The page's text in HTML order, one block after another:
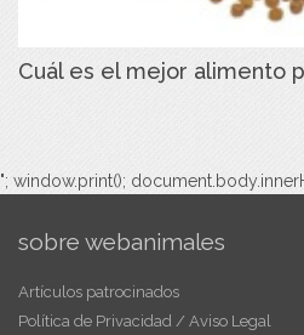
Cuál es el mejor alimento
"; window.print();
sobre webanimales
Artículos patrocinados
Política de Privacidad / Aviso Legal